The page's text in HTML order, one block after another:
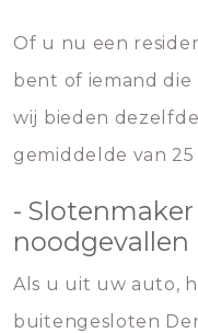
Of u nu een
bent of iemand
wij bieden
gemiddelde van
-
noodgevallen
Als u uit uw auto,
buitengesloten